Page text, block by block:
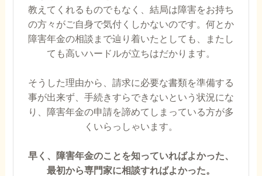
教えてくれるものでもなく、結局は障害をお持ち
の方々がご自身で気付くしかないのです。何とか
障害年金の相談まで辿り着いたとしても、またし
ても高いハードルが立ちはだかります。
そうした理由から、請求に必要な書類を準備する
事が出来ず、手続きすらできないという状況にな
り、障害年金の申請を諦めてしまっている方が多
くいらっしゃいます。
早く、障害年金のことを知っていればよかった、
最初から専門家に相談すればよかった。